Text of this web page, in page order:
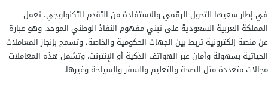
في إطار سعيها للتحول الرقمي والاستفادة من التقدم التكنولوجي، تعمل
المملكة العربية السعودية على تبني مفهوم النفاذ الوطني الموحد. وهو عبارة
عن منصة إلكترونية تربط بين الجهات الحكومية والخاصة، وتسمح بإنجاز المعاملات
الحياتية بسهولة وأمان عبر الهواتف الذكية أو الإنترنت. وتشمل هذه المعاملات
مجالات متعددة مثل الصحة والتعليم والسفر والسياحة وغيرها.